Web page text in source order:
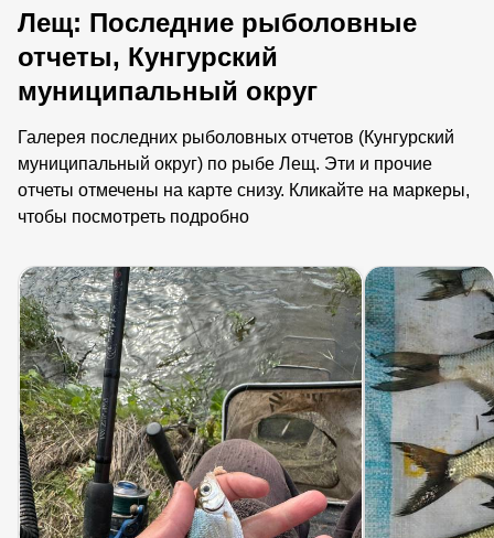
Лещ: Последние рыболовные
отчеты, Кунгурский
муниципальный округ
Галерея последних рыболовных отчетов (Кунгурский
муниципальный округ) по рыбе Лещ. Эти и прочие
отчеты отмечены на карте снизу. Кликайте на маркеры,
чтобы посмотреть подробно